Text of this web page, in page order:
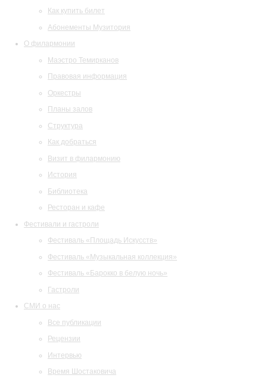
Как купить билет
Абонементы Музитория
О филармонии
Маэстро Темирканов
Правовая информация
Оркестры
Планы залов
Структура
Как добраться
Визит в филармонию
История
Библиотека
Ресторан и кафе
Фестивали и гастроли
Фестиваль «Площадь Искусств»
Фестиваль «Музыкальная коллекция»
Фестиваль «Барокко в белую ночь»
Гастроли
СМИ о нас
Все публикации
Рецензии
Интервью
Время Шостаковича